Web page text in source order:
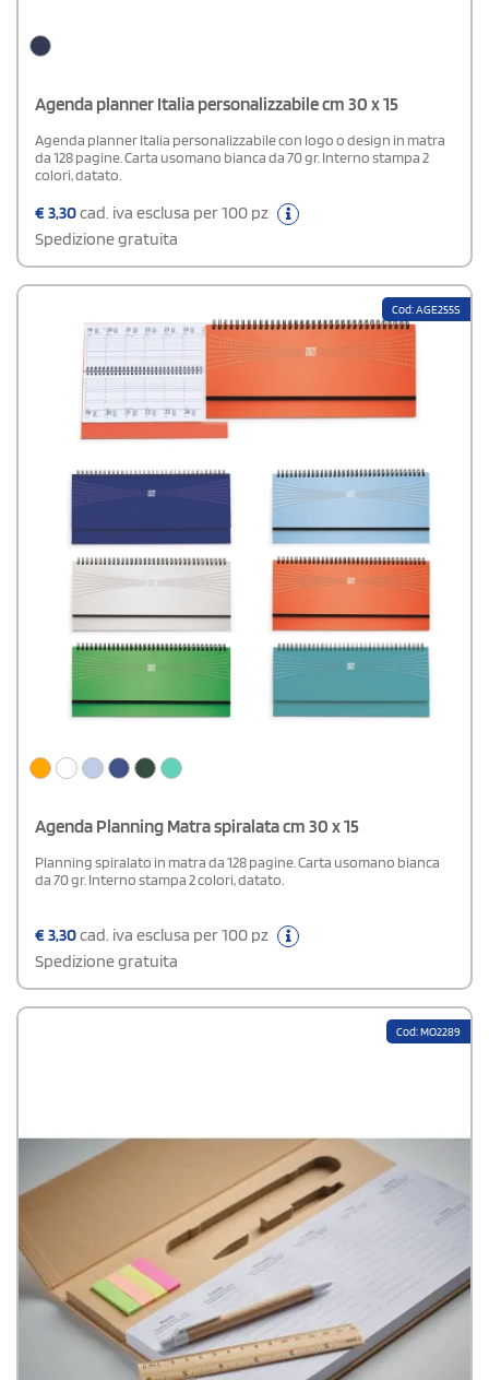
Agenda planner Italia personalizzabile cm 30 x 15
Agenda planner Italia personalizzabile con logo o design in matra
da 128 pagine. Carta usomano bianca da 70 gr. Interno stampa 2
colori, datato.
€3,30cad. iva esclusa per 100 pz
Spedizione gratuita
Cod: AGE255S
Agenda Planning Matra spiralata cm 30 x 15
Planning spiralato in matra da 128 pagine. Carta usomano bianca
da 70 gr. Interno stampa 2 colori, datato.
€3,30cad. iva esclusa per 100 pz
Spedizione gratuita
Cod: MO2289